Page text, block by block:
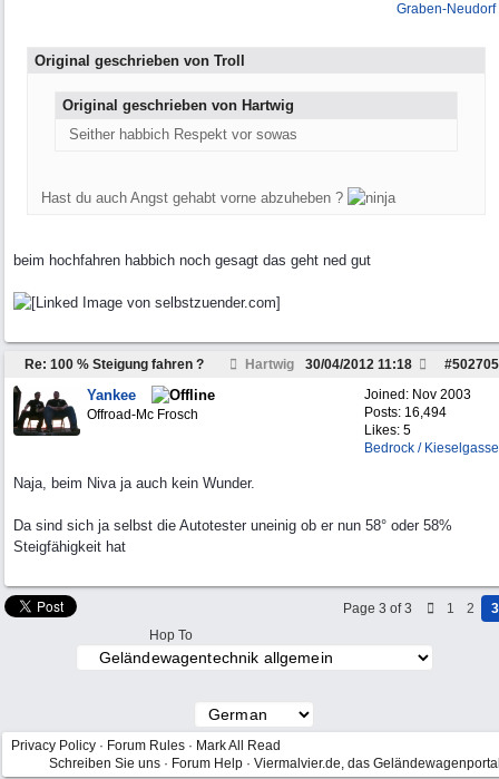
Graben-Neudorf
Original geschrieben von Troll
Original geschrieben von Hartwig
Seither habbich Respekt vor sowas
Hast du auch Angst gehabt vorne abzuheben ?
beim hochfahren habbich noch gesagt das geht ned gut
Re: 100 % Steigung fahren ? Hartwig #502705
30/04/2012 11:18
Joined: Nov 2003
Posts: 16,494
Likes: 5
Bedrock / Kieselgasse
Yankee
Offroad-Mc Frosch
Naja, beim Niva ja auch kein Wunder.
Da sind sich ja selbst die Autotester uneinig ob er nun 58° oder 58%
Steigfähigkeit hat
Page 3 of 3 1 2
3
Hop To
Privacy Policy · Forum Rules · Mark All Read
Schreiben Sie uns · Forum Help · Viermalvier.de, das